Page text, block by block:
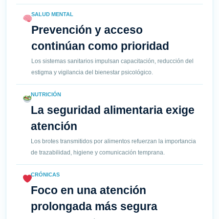
SALUD MENTAL
Prevención y acceso
continúan como prioridad
Los sistemas sanitarios impulsan capacitación, reducción del
estigma y vigilancia del bienestar psicológico.
NUTRICIÓN
La seguridad alimentaria exige
atención
Los brotes transmitidos por alimentos refuerzan la importancia
de trazabilidad, higiene y comunicación temprana.
CRÓNICAS
Foco en una atención
prolongada más segura